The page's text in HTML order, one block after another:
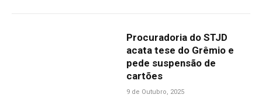
Procuradoria do STJD
acata tese do Grêmio e
pede suspensão de
cartões
9 de Outubro, 2025